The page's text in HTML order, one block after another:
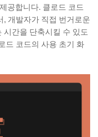
공합니다. 클로드 코드
, 개발자가 직접 번거로운
시간을 단축시킬 수 있도
드 코드의 사용 초기 화